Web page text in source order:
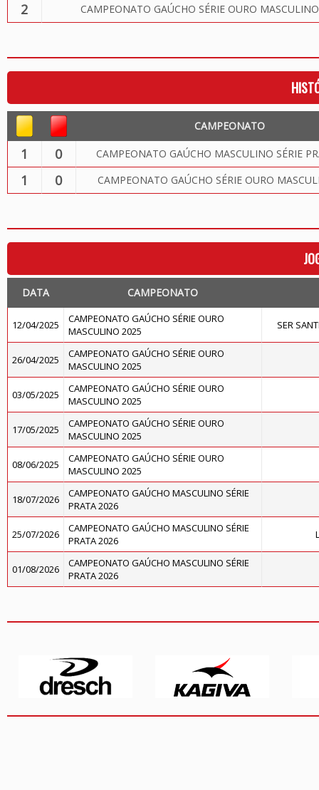
2 CAMPEONATO GAÚCHO SÉRIE OURO
CAMPEONATO
1 0 CAMPEONATO GAÚCHO MASCULINO SÉRIE
1 0 CAMPEONATO GAÚCHO SÉRIE OURO
DATA CAMPEONATO
12/04/2025
CAMPEONATO GAÚCHO SÉRIE OURO
MASCULINO 2025
SER
26/04/2025
CAMPEONATO GAÚCHO SÉRIE OURO
MASCULINO 2025
03/05/2025
CAMPEONATO GAÚCHO SÉRIE OURO
MASCULINO 2025
17/05/2025
CAMPEONATO GAÚCHO SÉRIE OURO
MASCULINO 2025
08/06/2025
CAMPEONATO GAÚCHO SÉRIE OURO
MASCULINO 2025
18/07/2026
CAMPEONATO GAÚCHO MASCULINO SÉRIE
PRATA 2026
25/07/2026
CAMPEONATO GAÚCHO MASCULINO SÉRIE
PRATA 2026
01/08/2026
CAMPEONATO GAÚCHO MASCULINO SÉRIE
PRATA 2026